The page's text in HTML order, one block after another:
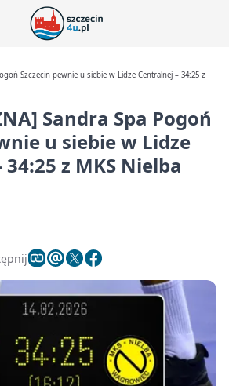
Szczecin pewnie u siebie w Lidze Centralnej – 34:25 z
Sandra Spa Pogoń
u siebie w Lidze
z MKS Nielba